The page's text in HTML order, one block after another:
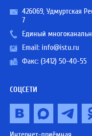
426069, Удмуртская
7
Единый
Email: info@istu.ru
Факс: (3412) 50-40-55
СОЦСЕТИ